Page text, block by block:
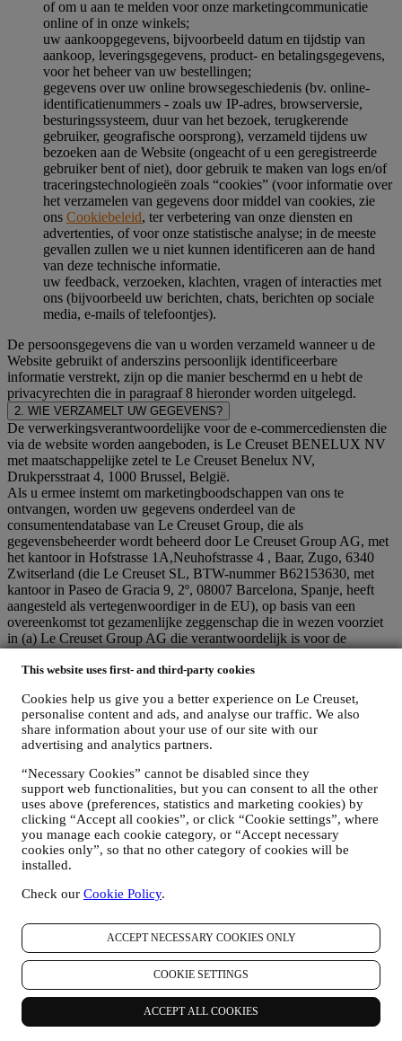
This website uses first- and third-party cookies
Cookies help us give you a better experience on Le Creuset,
personalise content and ads, and analyse our traffic. We also
share information about your use of our site with our
advertising and analytics partners.
“Necessary Cookies” cannot be disabled since they
support web functionalities, but you can consent to all the other
uses above (preferences, statistics and marketing cookies) by
clicking “Accept all cookies”, or click “Cookie settings”, where
you manage each cookie category, or “Accept necessary
cookies only”, so that no other category of cookies will be
installed.
Check our Cookie Policy.
ACCEPT NECESSARY COOKIES ONLY
COOKIE SETTINGS
ACCEPT ALL COOKIES
of om u aan te melden voor onze marketingcommunicatie
online of in onze winkels;
uw aankoopgegevens, bijvoorbeeld datum en tijdstip van
aankoop, leveringsgegevens, product- en betalingsgegevens,
voor het beheer van uw bestellingen;
gegevens over uw online browsegeschiedenis (bv. online-
identificatienummers - zoals uw IP-adres, browserversie,
besturingssysteem, duur van het bezoek, terugkerende
gebruiker, geografische oorsprong), verzameld tijdens uw
bezoeken aan de Website (ongeacht of u een geregistreerde
gebruiker bent of niet), door gebruik te maken van logs en/of
traceringstechnologieën zoals “cookies” (voor informatie over
het verzamelen van gegevens door middel van cookies, zie
ons Cookiebeleid, ter verbetering van onze diensten en
advertenties, of voor onze statistische analyse; in de meeste
gevallen zullen we u niet kunnen identificeren aan de hand
van deze technische informatie.
uw feedback, verzoeken, klachten, vragen of interacties met
ons (bijvoorbeeld uw berichten, chats, berichten op sociale
media, e-mails of telefoontjes).
De persoonsgegevens die van u worden verzameld wanneer u de
Website gebruikt of anderszins persoonlijk identificeerbare
informatie verstrekt, zijn op die manier beschermd en u hebt de
privacyrechten die in paragraaf 8 hieronder worden uitgelegd.
2. WIE VERZAMELT UW GEGEVENS?
De verwerkingsverantwoordelijke voor de e-commercediensten die
via de website worden aangeboden, is Le Creuset BENELUX NV
met maatschappelijke zetel te Le Creuset Benelux NV,
Drukpersstraat 4, 1000 Brussel, België.
Als u ermee instemt om marketingboodschappen van ons te
ontvangen, worden uw gegevens onderdeel van de
consumentendatabase van Le Creuset Group, die als
gegevensbeheerder wordt beheerd door Le Creuset Group AG, met
het kantoor in Hofstrasse 1A,Neuhofstrasse 4 , Baar, Zugo, 6340
Zwitserland (die Le Creuset SL, BTW-nummer B62153630, met
kantoor in Paseo de Gracia 9, 2º, 08007 Barcelona, Spanje, heeft
aangesteld als vertegenwoordiger in de EU), op basis van een
overeenkomst tot gezamenlijke zeggenschap die in wezen voorziet
in (a) Le Creuset Group AG die verantwoordelijk is voor de
gepersonaliseerde klantervaring; (b) lokale Le Creuset-entiteiten die
onafhankelijk marketingcommunicatie/initiatieven ontwikkelen op
lokaal niveau (binnen een bepaald land); (c) beide gezamenlijk
beheerders die nodig zijn om de verzoeken van uw betrokkene om
rechten af te handelen.
3. WAAROM VERZAMELEN WIJ DEZE GEGEVENS?
Wij kunnen uw gegevens verwerken voor de volgende doeleinden:
VOOR ONZE WETTELIJKE VERPLICHTINGEN
Mogelijk moeten we bepaalde gegevens over u verwerken om
te voldoen aan onze wettelijke verplichtingen en andere
verplichtingen die voortvloeien uit instructies van de overheid.
We zullen uw gegevens gebruiken om een Le Creuset-
voordelen voor geregistreerde gebruikers, om beter te kunnen
genieten van onze diensten, zoals sneller afrekenen, meerdere
verzendadressen opslaan, bestellingen bekijken en volgen.
Elke verwerkingsactiviteit is vereist om ons in staat te stellen
deze diensten aan u als Le Creuset-accounthouder te leveren.
OM UW BESTELLINGEN TE BEHEREN EN OM ONZE
PRODUCTEN, DIENSTEN EN ASSISTENTIE AAN U